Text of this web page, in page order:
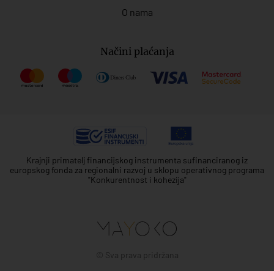
O nama
Načini plaćanja
Krajnji primatelj financijskog instrumenta sufinanciranog iz
europskog fonda za regionalni razvoj u sklopu operativnog programa
"Konkurentnost i kohezija"
© Sva prava pridržana